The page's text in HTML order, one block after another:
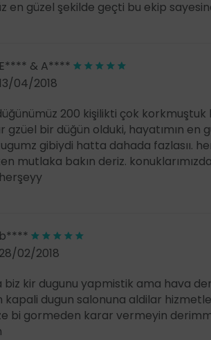
en güzel şekilde geçti bu ekip
E**** & A****
04/2018
200 kişilikti çok korkmuştuk
gzüel bir düğün olduki, hayatımın
gibiydi hatta dahada fazlasıı.
mutlaka bakın deriz.
b****
28/02/2018
biz kir dugunu yapmistik ama hava
kapali dugun salonuna aldilar
bi gormeden karar vermeyin